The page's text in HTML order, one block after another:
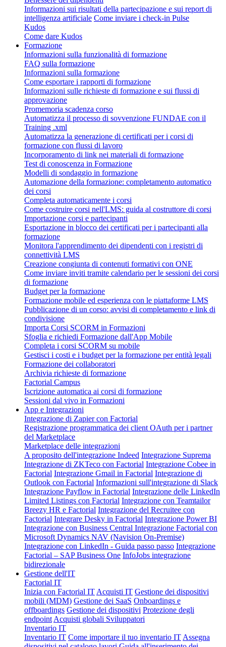
Informazioni sui risultati della partecipazione e sui report di
intelligenza artificiale Come inviare i check-in Pulse
Kudos
Come dare Kudos
Formazione
Informazioni sulla funzionalità di formazione
FAQ sulla formazione
Informazioni sulla formazione
Come esportare i rapporti di formazione
Informazioni sulle richieste di formazione e sui flussi di
approvazione
Promemoria scadenza corso
Automatizza il processo di sovvenzione FUNDAE con il
Training .xml
Automatizza la generazione di certificati per i corsi di
formazione con flussi di lavoro
Incorporamento di link nei materiali di formazione
Test di conoscenza in Formazione
Modelli di sondaggio in formazione
Automazione della formazione: completamento automatico
dei corsi
Completa automaticamente i corsi
Come costruire corsi nell'LMS: guida al costruttore di corsi
Importazione corsi e partecipanti
Esportazione in blocco dei certificati per i partecipanti alla
formazione
Monitora l'apprendimento dei dipendenti con i registri di
connettività LMS
Creazione congiunta di contenuti formativi con ONE
Come inviare inviti tramite calendario per le sessioni dei corsi
di formazione
Budget per la formazione
Formazione mobile ed esperienza con le piattaforme LMS
Pubblicazione di un corso: avvisi di completamento e link di
condivisione
Importa Corsi SCORM in Formazioni
Sfoglia e richiedi Formazione dall'App Mobile
Completa i corsi SCORM su mobile
Gestisci i costi e i budget per la formazione per entità legali
Formazione dei collaboratori
Archivia richieste di formazione
Factorial Campus
Iscrizione automatica ai corsi di formazione
Sessioni dal vivo in Formazioni
App e Integrazioni
Integrazione di Zapier con Factorial
Registrazione programmatica dei client OAuth per i partner
del Marketplace
Marketplace delle integrazioni
A proposito dell'integrazione Indeed Integrazione Suprema
Integrazione di ZKTeco con Factorial Integrazione Cobee in
Factorial Integrazione Gmail in Factorial Integrazione di
Outlook con Factorial Informazioni sull'integrazione di Slack
Integrazione Payflow in Factorial Integrazione delle LinkedIn
Limited Listings con Factorial Integrazione con Teamtailor
Breezy HR e Factorial Integrazione del Recruitee con
Factorial Integrare Desky in Factorial Integrazione Power BI
Integrazione con Business Central Integrazione Factorial con
Microsoft Dynamics NAV (Navision On-Premise)
Integrazione con LinkedIn - Guida passo passo Integrazione
Factorial – SAP Business One InfoJobs integrazione
bidirezionale
Gestione dell'IT
Factorial IT
Inizia con Factorial IT Acquisti IT Gestione dei dispositivi
mobili (MDM) Gestione dei SaaS Onboardings e
offboardings Gestione dei dispositivi Protezione degli
endpoint Acquisti globali Sviluppatori
Inventario IT
Inventario IT Come importare il tuo inventario IT Assegna